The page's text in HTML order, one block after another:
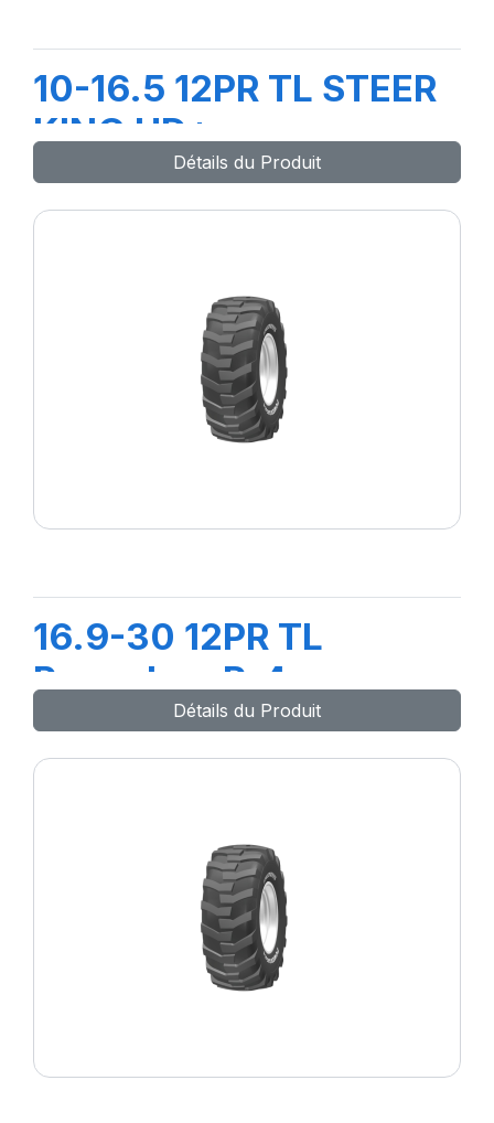
10-16.5 12PR TL STEER
KING HD+
Détails du Produit
16.9-30 12PR TL
PowerLug R-4
Détails du Produit